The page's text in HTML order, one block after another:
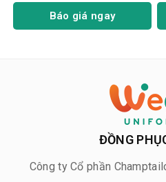
Báo giá ngay
ĐỒNG
Công ty Cổ phần